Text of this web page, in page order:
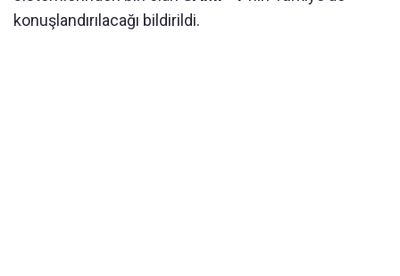
konuşlandırılacağı bildirildi.